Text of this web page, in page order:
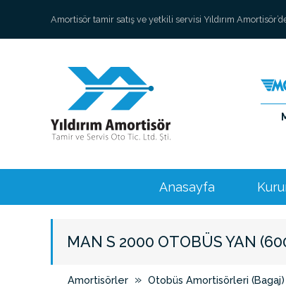
Amortisör tamir satış ve yetkili servisi Yıldırım
Anasayfa
MAN S 2000 OTOBÜS YAN
Amortisörler » Otobüs Amortisörleri (Bagaj)